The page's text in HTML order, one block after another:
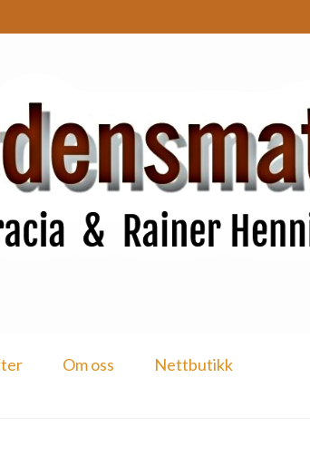
Om oss Nettbutikk